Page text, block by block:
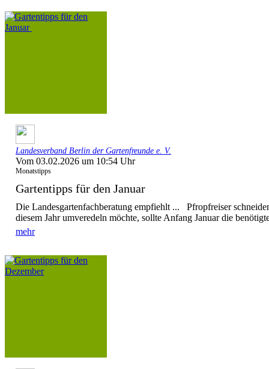
Landesverband Berlin der Gartenfreunde e. V.
Vom 03.02.2026 um 10:54 Uhr
Monatstipps
Gartentipps für den Januar
Die Landesgartenfachberatung empfiehlt ... Pfropfreiser
diesem Jahr umveredeln möchte, sollte Anfang Januar die
mehr